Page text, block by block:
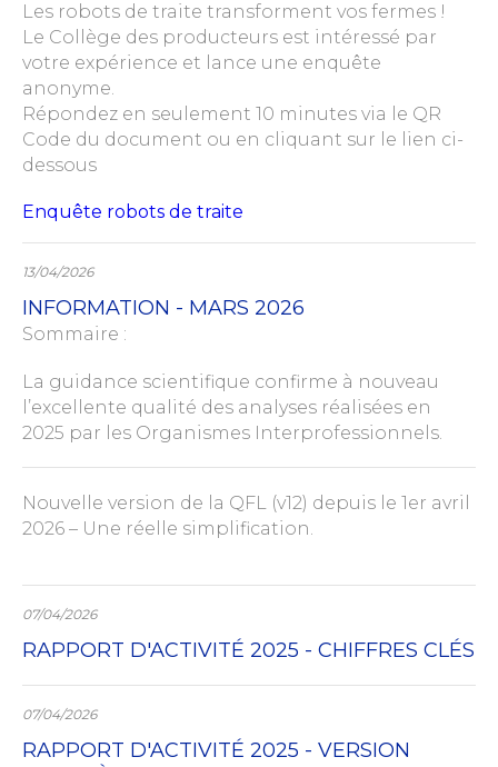
Les robots de traite transforment vos fermes !
Le Collège des producteurs est intéressé par
votre expérience et lance une enquête
anonyme.
Répondez en seulement 10 minutes via le QR
Code du document ou en cliquant sur le lien ci-
dessous
Enquête robots de traite
13/04/2026
INFORMATION - MARS 2026
Sommaire :
La guidance scientifique confirme à nouveau
l’excellente qualité des analyses réalisées en
2025 par les Organismes Interprofessionnels.
Nouvelle version de la QFL (v12) depuis le 1er avril
2026 – Une réelle simplification.
07/04/2026
RAPPORT D'ACTIVITÉ 2025 - CHIFFRES CLÉS
07/04/2026
RAPPORT D'ACTIVITÉ 2025 - VERSION